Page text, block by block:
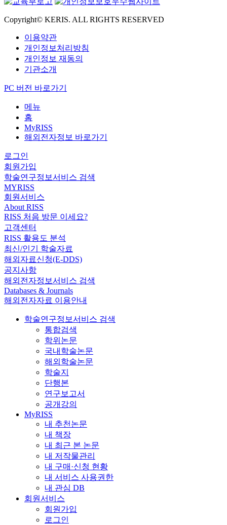
Copyright© KERIS. ALL RIGHTS RESERVED
이용약관
개인정보처리방침
개인정보 재동의
기관소개
PC 버전 바로가기
메뉴
홈
MyRISS
해외전자정보 바로가기
로그인
회원가입
학술연구정보서비스 검색
MYRISS
회원서비스
About RISS
RISS 처음 방문 이세요?
고객센터
RISS 활용도 분석
최신/인기 학술자료
해외자료신청(E-DDS)
공지사항
해외전자정보서비스 검색
Databases & Journals
해외전자자료 이용안내
학술연구정보서비스 검색
통합검색
학위논문
국내학술논문
해외학술논문
학술지
단행본
연구보고서
공개강의
MyRISS
내 추천논문
내 책장
내 최근 본 논문
내 저작물관리
내 구매·신청 현황
내 서비스 사용권한
내 관심 DB
회원서비스
회원가입
로그인